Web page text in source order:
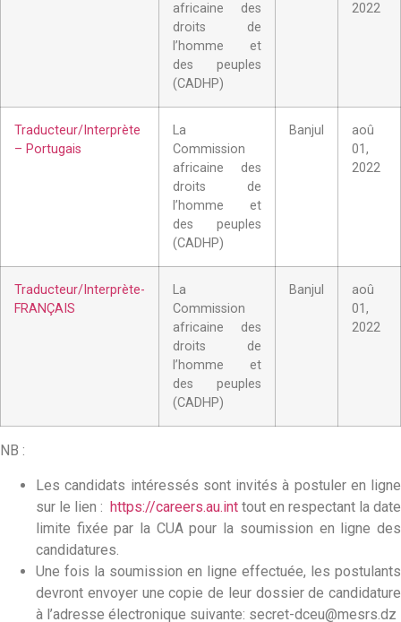
africaine des
droits de
l’homme et
des peuples
(CADHP)
2022
Traducteur/Interprète
– Portugais
La
Commission
africaine des
droits de
l’homme et
des peuples
(CADHP)
Banjul
aoû
01,
2022
Traducteur/Interprète-
FRANÇAIS
La
Commission
africaine des
droits de
l’homme et
des peuples
(CADHP)
Banjul
aoû
01,
2022
NB :
Les candidats intéressés sont invités à postuler en ligne
sur le lien : https://careers.au.int tout en respectant la date
limite fixée par la CUA pour la soumission en ligne des
candidatures.
Une fois la soumission en ligne effectuée, les postulants
devront envoyer une copie de leur dossier de candidature
à l’adresse électronique suivante: secret-dceu@mesrs.dz